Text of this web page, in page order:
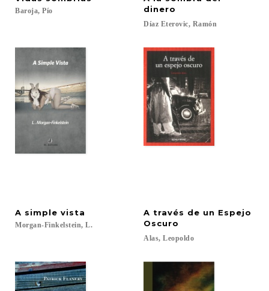
Baroja, Pío
dinero
Díaz Eterovic, Ramón
A simple vista
Morgan-Finkelstein, L.
A través de un Espejo
Oscuro
Alas, Leopoldo